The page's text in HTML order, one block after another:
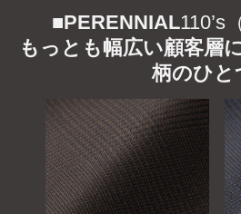
■PERENNIAL110’s
もっとも幅広い顧客層
柄のひと